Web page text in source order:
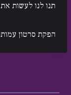
תנו לנו לעשות
הפקת סרטון